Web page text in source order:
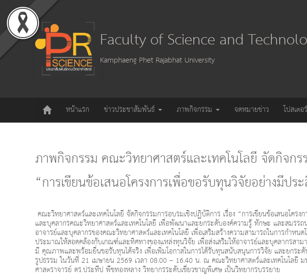
Faculty of Science and
Kamphaeng Phet Rajabhat University
หน้าแรก ข่าวประชาสัมพันธ์ ภาพกิจกรรม จดหมายข่าว โปสเต
ภาพกิจกรรม คณะวิทยาศาสตร์และเทคโนโลยี จัดกิจกร
“การเขียนข้อเสนอโครงการเพื่อขอรับทุนวิจัยอย่างมีปร
คณะวิทยาศาสตร์และเทคโนโลยี จัดกิจกรรมการอบรมเชิงปฏิบัติการ เรื่อง “การเขียนข้อเสนอโค
และบุคลากรคณะวิทยาศาสตร์และเทคโนโลยี เพื่อพัฒนาและยกระดับองค์ความรู้ ทักษะ และสมรรถ
อาจารย์และบุคลากรของคณะวิทยาศาสตร์และเทคโนโลยี เพื่อเสริมสร้างความสามารถในการกำห
ประมาณให้สอดคล้องกับเกณฑ์และทิศทางของแหล่งทุนวิจัย เพื่อส่งเสริมให้อาจารย์และบุคลากรสาม
มี คุณภาพและพร้อมยื่นขอรับทุนได้จริง เพื่อเพิ่มโอกาสในการได้รับทุนสนับสนุนการวิจัย และยกระดั
รูปธรรม ในวันที่ 21 เมษายน 2569 เวลา 08.00 – 16.40 น. ณ คณะวิทยาศาสตร์และเทคโนโลยี
ศาสตราจารย์ ดร.ประทีป พืชทองหลาง วิทยากรระดับเชี่ยวชาญพิเศษ เป็นวิทยากรบรรยาย